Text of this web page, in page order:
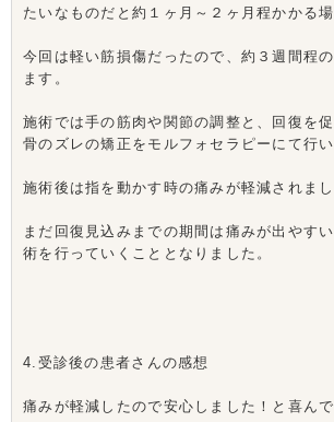
たいなものだと約１ヶ月～２ヶ月程かかる場
今回は軽い筋損傷だったので、約３週間程
ます。
施術では手の筋肉や関節の調整と、回復を
骨のズレの矯正をモルフォセラピーにて行い
施術後は指を動かす時の痛みが軽減されまし
まだ回復見込みまでの期間は痛みが出やす
術を行っていくこととなりました。
4.受診後の患者さんの感想
痛みが軽減したので安心しました！と喜んで